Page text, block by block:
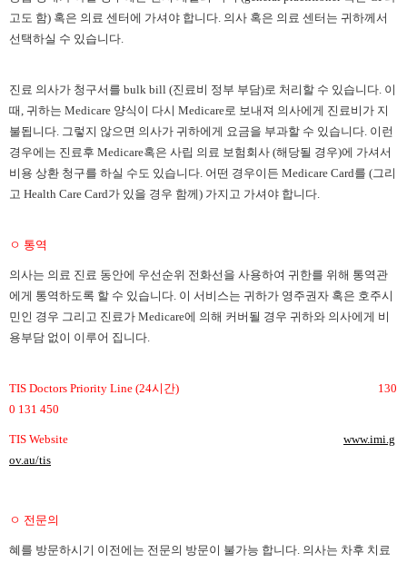
고도 함) 혹은 의료 센터에 가셔야 합니다. 의사 혹은 의료 센터는 귀하께서
선택하실 수 있습니다.
진료 의사가 청구서를 bulk bill (진료비 정부 부담)로 처리할 수 있습니다. 이
때, 귀하는 Medicare 양식이 다시 Medicare로 보내져 의사에게 진료비가 지
불됩니다. 그렇지 않으면 의사가 귀하에게 요금을 부과할 수 있습니다. 이런
경우에는 진료후 Medicare혹은 사립 의료 보험회사 (해당될 경우)에 가셔서
비용 상환 청구를 하실 수도 있습니다. 어떤 경우이든 Medicare Card를 (그리
고 Health Care Card가 있을 경우 함께) 가지고 가셔야 합니다.
ㅇ 통역
의사는 의료 진료 동안에 우선순위 전화선을 사용하여 귀한를 위해 통역관
에게 통역하도록 할 수 있습니다. 이 서비스는 귀하가 영주권자 혹은 호주시
민인 경우 그리고 진료가 Medicare에 의해 커버될 경우 귀하와 의사에게 비
용부담 없이 이루어 집니다.
TIS Doctors Priority Line (24시간)
130
0 131 450
TIS Website
www.imi.g
ov.au/tis
ㅇ 전문의
혜를 방문하시기 이전에는 전문의 방문이 불가능 합니다. 의사는 차후 치료